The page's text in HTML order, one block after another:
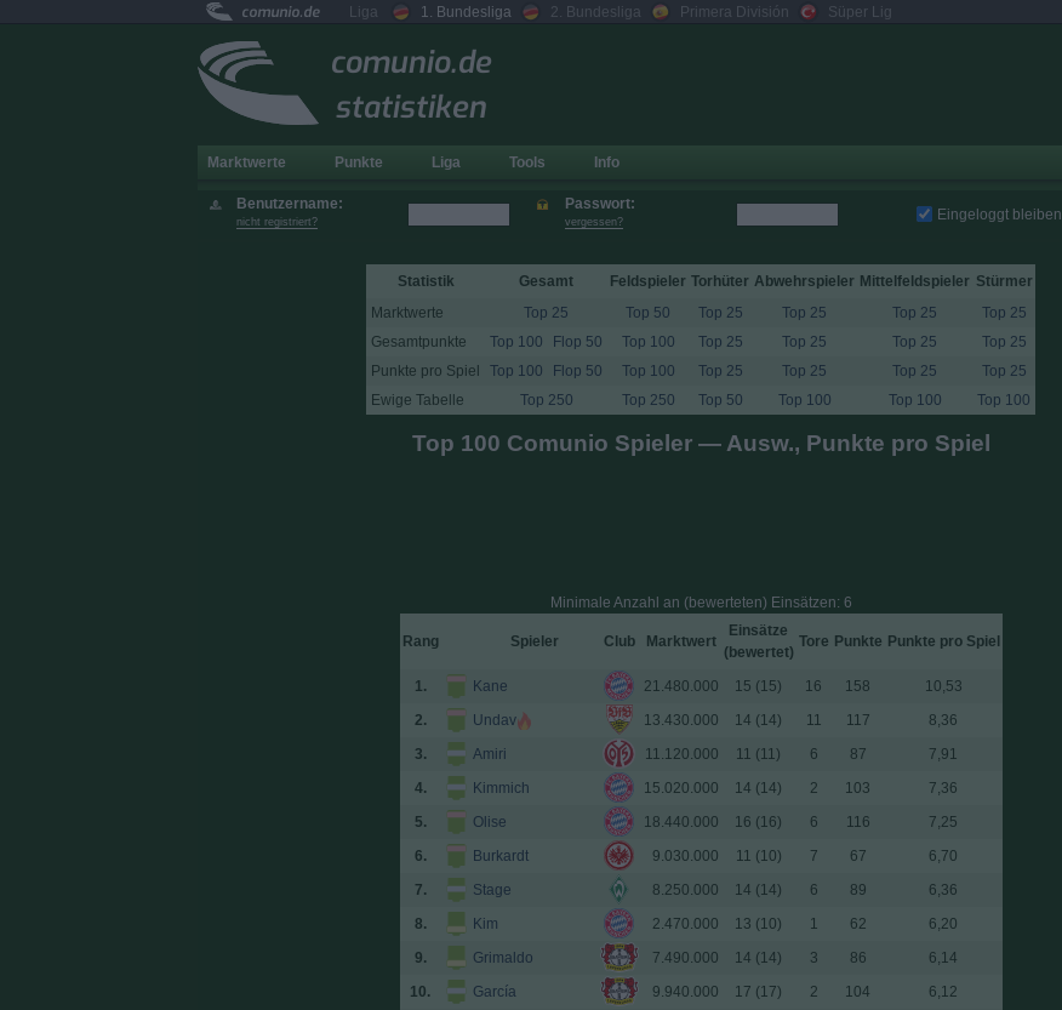
comunio.de Liga 1. Bundesliga 2. Bundesliga Primera División Süper Lig
comunio.de
statistiken
Marktwerte Punkte Liga Tools Info
Benutzername:
nicht registriert?
Passwort:
vergessen? Eingeloggt bleiben
Statistik Gesamt Feldspieler Torhüter Abwehrspieler Mittelfeldspieler Stürmer
Marktwerte
Top 25 Top 50 Top 25 Top 25 Top 25
Top 25
Gesamtpunkte
Top 100 Flop 50 Top 100 Top 25 Top 25 Top 25
Top 25
Punkte pro Spiel
Top 100 Flop 50 Top 100 Top 25 Top 25 Top 25
Top 25
Ewige Tabelle
Top 250 Top 250 Top 50 Top 100 Top 100 Top 100
Top 100 Comunio Spieler — Ausw., Punkte pro Spiel
Minimale Anzahl an (bewerteten) Einsätzen: 6
Rang Spieler Club Marktwert
Einsätze
(bewertet)
Tore Punkte Punkte pro Spiel
1. Kane 21.480.000 15 (15) 16 158
10,53
2.
Undav 13.430.000 14 (14) 11 117
8,36
3.
Amiri 11.120.000 11 (11) 6 87
7,91
4.
Kimmich 15.020.000 14 (14) 2 103
7,36
5.
Olise 18.440.000 16 (16) 6 116
7,25
6.
Burkardt 9.030.000 11 (10) 7 67
6,70
7.
Stage 8.250.000 14 (14) 6 89
6,36
8.
Kim 2.470.000 13 (10) 1 62
6,20
9.
Grimaldo 7.490.000 14 (14) 3 86
6,14
10.
García 9.940.000 17 (17) 2 104
6,12